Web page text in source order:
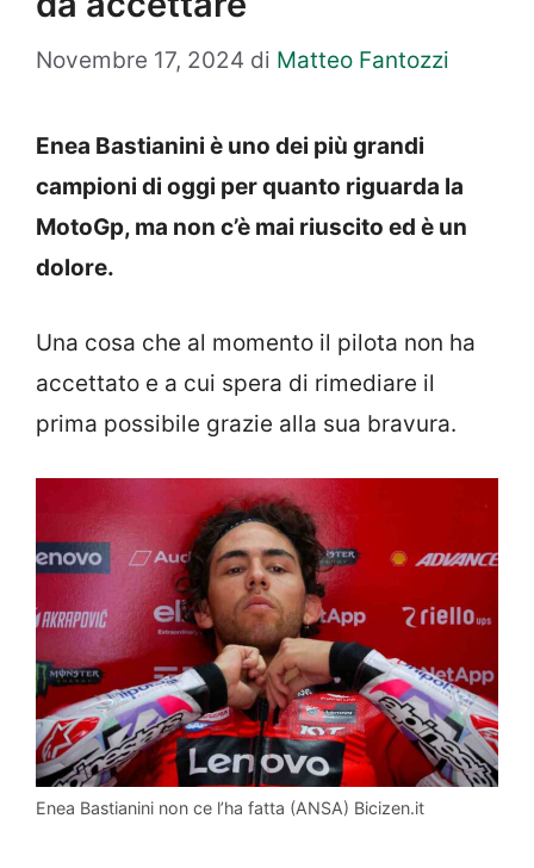
Novembre 17, 2024 di Matteo Fantozzi
Enea Bastianini è uno dei più grandi
campioni di oggi per quanto riguarda la
MotoGp, ma non c’è mai riuscito ed è un
dolore.
Una cosa che al momento il pilota non ha
accettato e a cui spera di rimediare il
prima possibile grazie alla sua bravura.
Enea Bastianini non ce l’ha fatta (ANSA) Bicizen.it